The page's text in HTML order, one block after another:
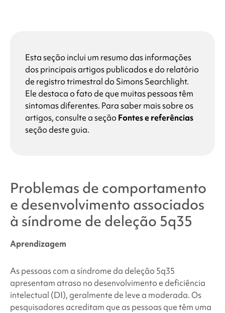
Esta seção inclui um resumo das informações
dos principais artigos publicados e do relatório
de registro trimestral do Simons Searchlight.
Ele destaca o fato de que muitas pessoas têm
sintomas diferentes. Para saber mais sobre os
artigos, consulte a seção Fontes e referências
seção deste guia.
Problemas de comportamento
e desenvolvimento associados
à síndrome de deleção 5q35
Aprendizagem
As pessoas com asíndrome da deleção 5q35
apresentam atraso no desenvolvimento e deficiência
intelectual (DI), geralmente de leve a moderada. Os
pesquisadores acreditam que as pessoas que têm uma